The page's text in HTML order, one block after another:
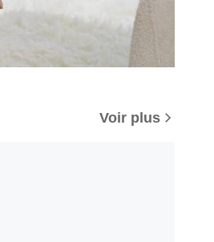
Voir plus